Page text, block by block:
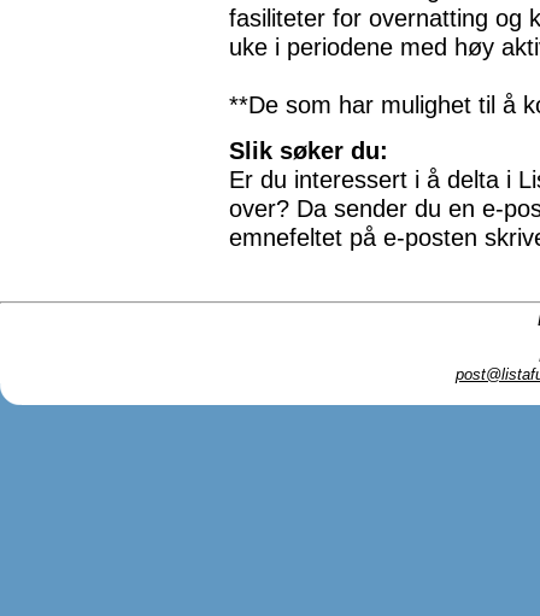
fasiliteter for overnatting og
uke i periodene med høy
**De som har mulighet til å
Slik søker du:
Er du interessert i å delta i
over? Da sender du en e-
emnefeltet på e-posten